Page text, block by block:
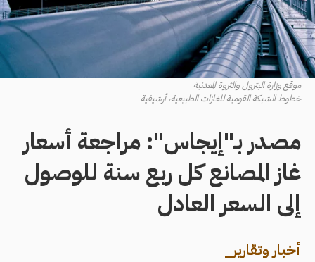
موقع وزارة البترول والثروة المعدنية
خطوط الشبكة القومية للغازات الطبيعية، أرشيفية
مصدر بـ"إيجاس": مراجعة أسعار
غاز المصانع كل ربع سنة للوصول
إلى السعر العادل
أخبار وتقارير_